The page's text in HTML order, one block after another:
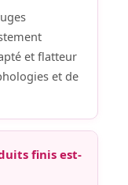
et flatteur
et de
finis est-